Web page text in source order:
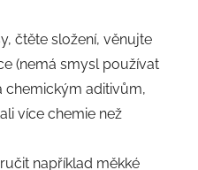
čtěte složení, věnujte
(nemá smysl používat
chemickým aditivům,
více chemie než
například měkké